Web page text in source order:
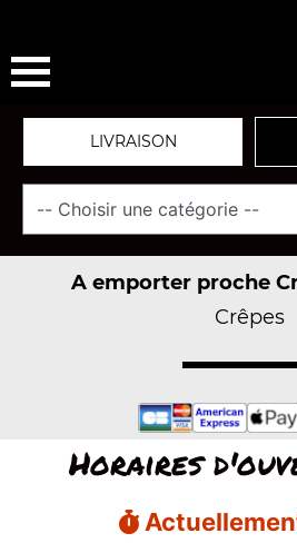
LIVRAISON
A emporter proche
Crêpes
Horaires